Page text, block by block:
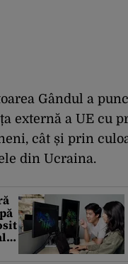
Gândul a
externă a UE cu
cât și prin
din Ucraina.